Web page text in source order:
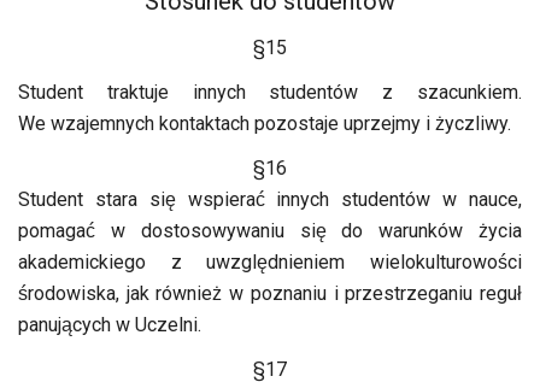
§15
Student traktuje innych studentów z szacunkiem.
We wzajemnych kontaktach pozostaje uprzejmy i życzliwy.
§16
Student stara się wspierać innych studentów w nauce,
pomagać w dostosowywaniu się do warunków życia
akademickiego z uwzględnieniem wielokulturowości
środowiska, jak również w poznaniu i przestrzeganiu reguł
panujących w Uczelni.
§17